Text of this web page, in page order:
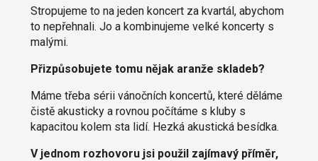
Stropujeme to na jeden koncert za kvartál, abychom
to nepřehnali. Jo a kombinujeme velké koncerty s
malými.
Přizpůsobujete tomu nějak aranže skladeb?
Máme třeba sérii vánočních koncertů, které děláme
čistě akusticky a rovnou počítáme s kluby s
kapacitou kolem sta lidí. Hezká akustická besídka.
V jednom rozhovoru jsi použil zajímavý příměr,